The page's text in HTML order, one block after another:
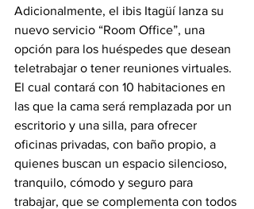
Adicionalmente, el ibis Itagüí lanza su
nuevo servicio “Room Office”, una
opción para los huéspedes que desean
teletrabajar o tener reuniones virtuales.
El cual contará con 10 habitaciones en
las que la cama será remplazada por un
escritorio y una silla, para ofrecer
oficinas privadas, con baño propio, a
quienes buscan un espacio silencioso,
tranquilo, cómodo y seguro para
trabajar, que se complementa con todos